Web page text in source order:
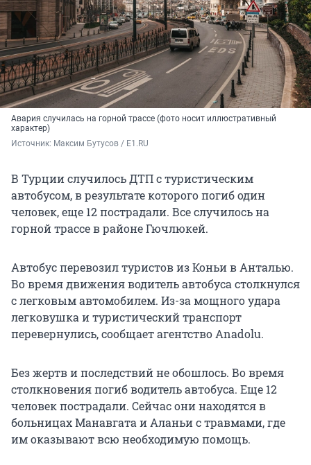
Авария случилась на горной трассе (фото носит иллюстративный
характер)
Источник: Максим Бутусов / E1.RU
В Турции случилось ДТП с туристическим
автобусом, в результате которого погиб один
человек, еще 12 пострадали. Все случилось на
горной трассе в районе Гючлюкей.
Автобус перевозил туристов из Коньи в Анталью.
Во время движения водитель автобуса столкнулся
с легковым автомобилем. Из-за мощного удара
легковушка и туристический транспорт
перевернулись, сообщает агентство Anadolu.
Без жертв и последствий не обошлось. Во время
столкновения погиб водитель автобуса. Еще 12
человек пострадали. Сейчас они находятся в
больницах Манавгата и Аланьи с травмами, где
им оказывают всю необходимую помощь.